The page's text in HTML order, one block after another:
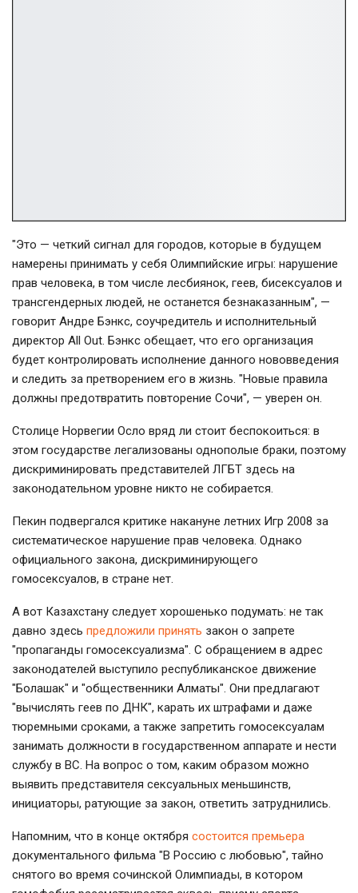
"Это — четкий сигнал для городов, которые в будущем
намерены принимать у себя Олимпийские игры: нарушение
прав человека, в том числе лесбиянок, геев, бисексуалов и
трансгендерных людей, не останется безнаказанным", —
говорит Андре Бэнкс, соучредитель и исполнительный
директор All Out. Бэнкс обещает, что его организация
будет контролировать исполнение данного нововведения
и следить за претворением его в жизнь. "Новые правила
должны предотвратить повторение Сочи", — уверен он.
Столице Норвегии Осло вряд ли стоит беспокоиться: в
этом государстве легализованы однополые браки, поэтому
дискриминировать представителей ЛГБТ здесь на
законодательном уровне никто не собирается.
Пекин подвергался критике накануне летних Игр 2008 за
систематическое нарушение прав человека. Однако
официального закона, дискриминирующего
гомосексуалов, в стране нет.
А вот Казахстану следует хорошенько подумать: не так
давно здесь предложили принять закон о запрете
"пропаганды гомосексуализма". С обращением в адрес
законодателей выступило республиканское движение
"Болашак" и "общественники Алматы". Они предлагают
"вычислять геев по ДНК", карать их штрафами и даже
тюремными сроками, а также запретить гомосексуалам
занимать должности в государственном аппарате и нести
службу в ВС. На вопрос о том, каким образом можно
выявить представителя сексуальных меньшинств,
инициаторы, ратующие за закон, ответить затруднились.
Напомним, что в конце октября состоится премьера
документального фильма "В Россию с любовью", тайно
снятого во время сочинской Олимпиады, в котором